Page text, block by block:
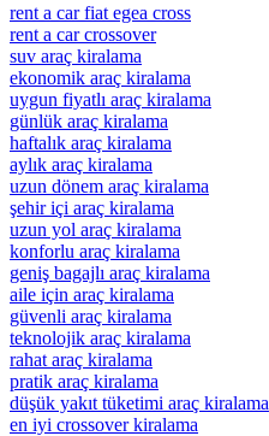
rent a car fiat egea cross
rent a car crossover
suv araç kiralama
ekonomik araç kiralama
uygun fiyatlı araç kiralama
günlük araç kiralama
haftalık araç kiralama
aylık araç kiralama
uzun dönem araç kiralama
şehir içi araç kiralama
uzun yol araç kiralama
konforlu araç kiralama
geniş bagajlı araç kiralama
aile için araç kiralama
güvenli araç kiralama
teknolojik araç kiralama
rahat araç kiralama
pratik araç kiralama
düşük yakıt tüketimi araç kiralama
en iyi crossover kiralama